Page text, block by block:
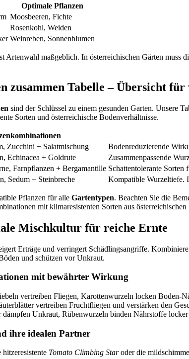
Optimale Pflanzen
Moosbeeren, Fichte
Rosenkohl, Weiden
Weinreben, Sonnenblumen
Artenwahl maßgeblich. In österreichischen Gärten muss
zusammen Tabelle – Übersicht
sind der Schlüssel zu einem gesunden Garten. Unsere
Sorten und österreichische Bodenverhältnisse.
Zucchini + Salatmischung
Bodenreduzierende
Echinacea + Goldrute
Zusammenpassende
Farnpflanzen + Bergamantille Schattentolerante
Sedum + Steinbreche Kompatible Wurzeltiefe.
Pflanzen für alle Gartentypen. Beachten Sie die
mit klimaresistenten Sorten aus
Mischkultur für reiche Ernte
Erträge und verringert Schädlingsangriffe.
und schützen vor Unkraut.
mit bewährter Wirkung
vertreiben Fliegen, Karottenwurzeln locken Boden-
vertreiben Fruchtfliegen und verstärken den
Unkraut, Rübenwurzeln binden Nährstoffe
ihre idealen Partner
Tomato Climbing Staroder die